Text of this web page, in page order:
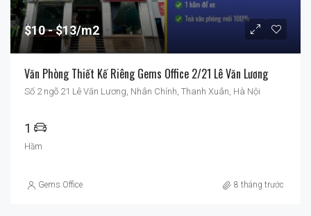
$10 $13/m2
Văn Phòng Thiết Kế Riêng Gems Office 2/21 Lê Văn Lương
Số 2 ngõ 21 Lê Văn Lương, Nhân Chính, Thanh Xuân, Hà Nội
1
Hầm
Gems Office 8 tháng trước